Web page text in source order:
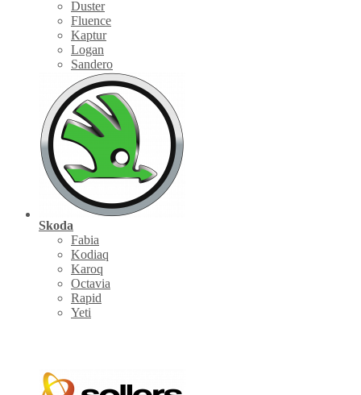
Duster
Fluence
Kaptur
Logan
Sandero
Skoda
Fabia
Kodiaq
Karoq
Octavia
Rapid
Yeti